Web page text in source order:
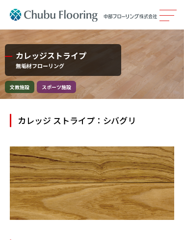
製品情報
カタログ
施工事例
メンテナンス
会社案内
採用情報
サステナビリティ
カレッジストライプ
無垢材フローリング
文教施設 スポーツ施設
カレッジ ストライプ：シバグリ